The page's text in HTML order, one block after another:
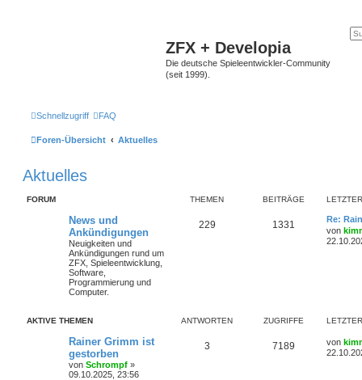
ZFX + Developia
Die deutsche Spieleentwickler-Community
(seit 1999).
Schnellzugriff FAQ
Foren-Übersicht Aktuelles
Aktuelles
FORUM THEMEN BEITRÄGE
News und
Ankündigungen
Neuigkeiten und
Ankündigungen rund um
ZFX, Spieleentwicklung,
Software,
Programmierung und
Computer.
229 1331
Re:
von
AKTIVE THEMEN ANTWORTEN ZUGRIFFE
Rainer Grimm ist
gestorben
von Schrompf »
09.10.2025, 23:56
3 7189 von